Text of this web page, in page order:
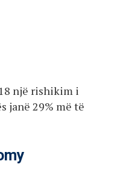
një rishikim i
janë 29% më të